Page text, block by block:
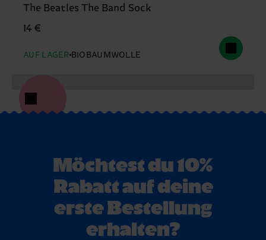
The Beatles The Band Sock
14 €
AUF LAGER BIOBAUMWOLLE
Möchtest du 10%
Rabatt auf deine
erste Bestellung
erhalten?